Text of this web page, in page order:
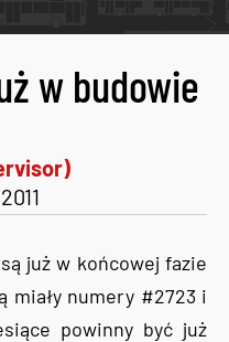
w budowie
już w końcowej fazie
miały numery #2723 i
powinny być już